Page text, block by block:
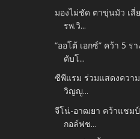
มองไม่ชัด ตาขุ่นมัว เสี่
รพ.วิ...
“ออโต้ เอกซ์” คว้า 5 ร
ดับโ...
ซีพีแรม ร่วมแสดงควา
วิญญู...
จีโน่-อาฒยา คว้าแชม
กอล์ฟช...